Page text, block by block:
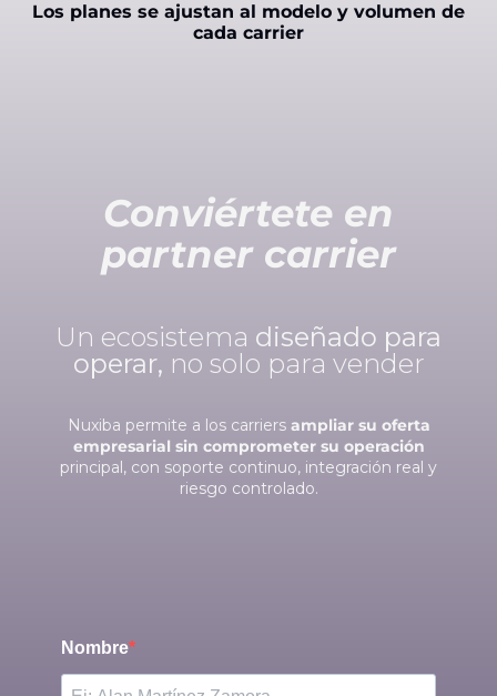
Los planes se ajustan al modelo y volumen de
cada carrier
Conviértete en
partner carrier
Un ecosistema diseñado para
operar, no solo para vender
Nuxiba permite a los carriers ampliar su oferta
empresarial sin comprometer su operación
principal, con soporte continuo, integración real y
riesgo controlado.